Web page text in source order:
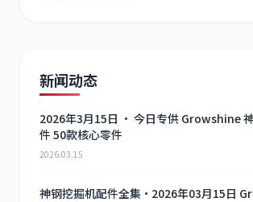
新闻动态
2026年3月15日 · 今日专供 Growshine
件 50款核心零件
2026.03.15
神钢挖掘机配件全集·2026年03月15日 Growshine 格